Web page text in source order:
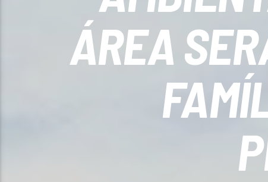
ÁREA